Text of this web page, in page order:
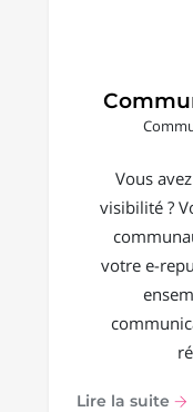
Vous
visibilité ?
votre e-
Lire la suite